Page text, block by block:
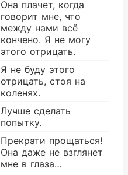
Она плачет, когда
говорит мне, что
между нами всё
кончено. Я не могу
этого отрицать.
Я не буду этого
отрицать, стоя на
коленях.
Лучше сделать
попытку.
Прекрати прощаться!
Она даже не взглянет
мне в глаза…